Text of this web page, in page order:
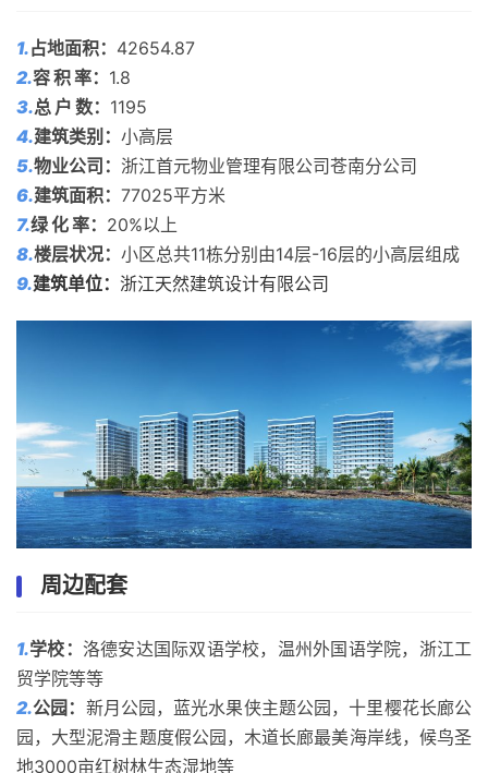
1.占地面积： 42654.87
2.容 积 率： 1.8
3.总 户 数： 1195
4.建筑类别： 小高层
5.物业公司： 浙江首元物业管理有限公司苍南分公司
6.建筑面积： 77025平方米
7.绿 化 率： 20%以上
8.楼层状况： 小区总共11栋分别由14层-16层的小高层组成
9.建筑单位： 浙江天然建筑设计有限公司
周边配套
1.学校 ： 洛德安达国际双语学校，温州外国语学院，浙江工
贸学院等等
2.公园 ： 新月公园，蓝光水果侠主题公园，十里樱花长廊公
园，大型泥滑主题度假公园，木道长廊最美海岸线，候鸟圣
地3000亩红树林生态湿地等